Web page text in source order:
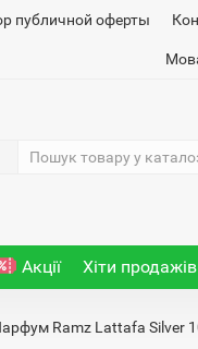
публичной оферты
Акції Хіти продажів
Ramz Lattafa Silver